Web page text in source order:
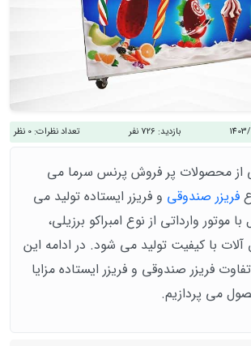
بازدید: 726 نفر تعداد نظرات: 0 نظر
از محصولات پر فروش پرنس سرما می
فریزر صندوقی و فریزر ایستاده تولید می
وارداتی از نوع امبراکو برزیلی،
با کیفیت تولید می شود. در ادامه این
فریزر صندوقی و فریزر ایستاده مزایا
می پردازیم.